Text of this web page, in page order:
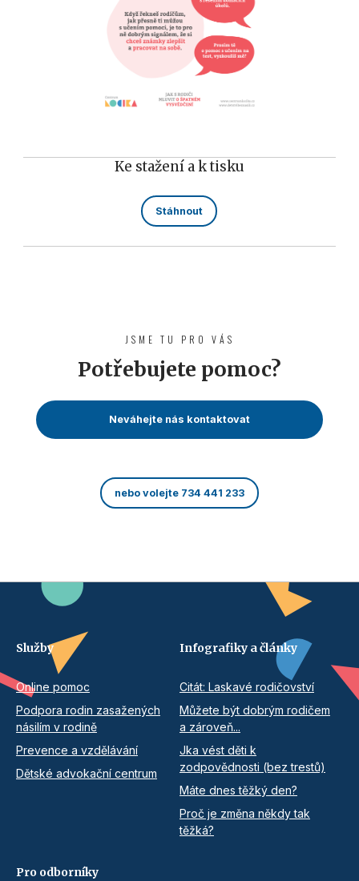
Ke stažení a k tisku
Stáhnout
JSME TU PRO VÁS
Potřebujete pomoc?
Neváhejte nás kontaktovat
nebo volejte 734 441 233
Služby
Online pomoc
Podpora rodin zasažených
násilím v rodině
Prevence a vzdělávání
Dětské advokační centrum
Infografiky a články
Citát: Laskavé rodičovství
Můžete být dobrým rodičem
a zároveň...
Jka vést děti k
zodpovědnosti (bez trestů)
Máte dnes těžký den?
Proč je změna někdy tak
těžká?
Pro odborníky